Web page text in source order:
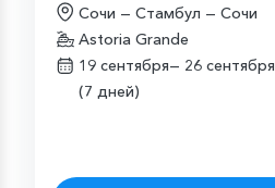
Сочи — Стамбул — Сочи
Astoria Grande
19 сентября— 26 сентября
(7 дней)